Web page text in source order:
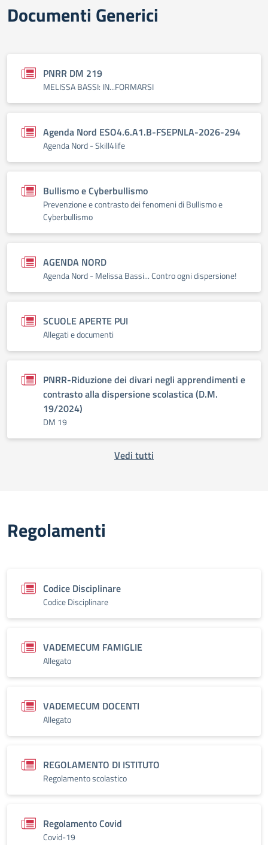
Documenti Generici
PNRR DM 219
MELISSA BASSI: IN...FORMARSI
Agenda Nord ESO4.6.A1.B-FSEPNLA-2026-294
Agenda Nord - Skill4life
Bullismo e Cyberbullismo
Prevenzione e contrasto dei fenomeni di Bullismo e
Cyberbullismo
AGENDA NORD
Agenda Nord - Melissa Bassi... Contro ogni dispersione!
SCUOLE APERTE PUI
Allegati e documenti
PNRR-Riduzione dei divari negli apprendimenti e
contrasto alla dispersione scolastica (D.M.
19/2024)
DM 19
Vedi tutti
Regolamenti
Codice Disciplinare
Codice Disciplinare
VADEMECUM FAMIGLIE
Allegato
VADEMECUM DOCENTI
Allegato
REGOLAMENTO DI ISTITUTO
Regolamento scolastico
Regolamento Covid
Covid-19